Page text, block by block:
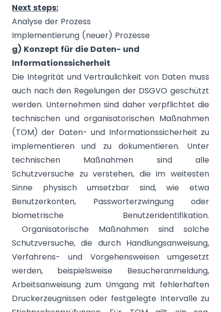
Next steps:
Analyse der Prozess
Implementierung (neuer) Prozesse
g) Konzept für die Daten- und
Informationssicherheit
Die Integrität und Vertraulichkeit von Daten muss
auch nach den Regelungen der DSGVO geschützt
werden. Unternehmen sind daher verpflichtet die
technischen und organisatorischen Maßnahmen
(TOM) der Daten- und Informationssicherheit zu
implementieren und zu dokumentieren. Unter
technischen Maßnahmen sind alle
Schutzversuche zu verstehen, die im weitesten
Sinne physisch umsetzbar sind, wie etwa
Benutzerkonten, Passworterzwingung oder
biometrische Benutzeridentifikation.
Organisatorische Maßnahmen sind solche
Schutzversuche, die durch Handlungsanweisung,
Verfahrens- und Vorgehensweisen umgesetzt
werden, beispielsweise Besucheranmeldung,
Arbeitsanweisung zum Umgang mit fehlerhaften
Druckerzeugnissen oder festgelegte Intervalle zu